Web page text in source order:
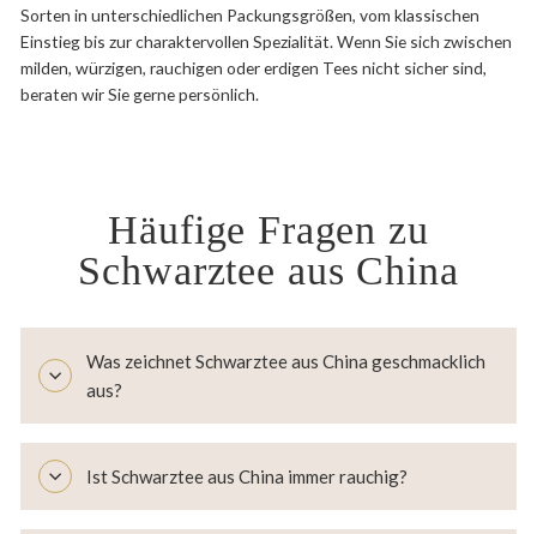
Sorten in unterschiedlichen Packungsgrößen, vom klassischen
Einstieg bis zur charaktervollen Spezialität. Wenn Sie sich zwischen
milden, würzigen, rauchigen oder erdigen Tees nicht sicher sind,
beraten wir Sie gerne persönlich.
Häufige Fragen zu
Schwarztee aus China
Was zeichnet Schwarztee aus China geschmacklich
aus?
Ist Schwarztee aus China immer rauchig?